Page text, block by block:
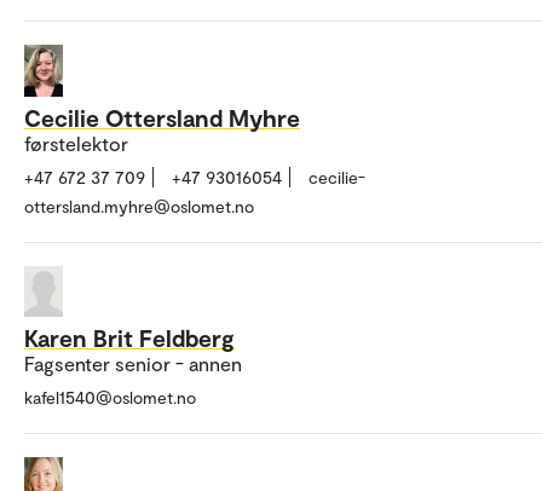
Cecilie Ottersland Myhre
førstelektor
+47 672 37 709 +47 93016054
cecilie-
ottersland.myhre@oslomet.no
Karen Brit Feldberg
Fagsenter senior - annen
kafel1540@oslomet.no